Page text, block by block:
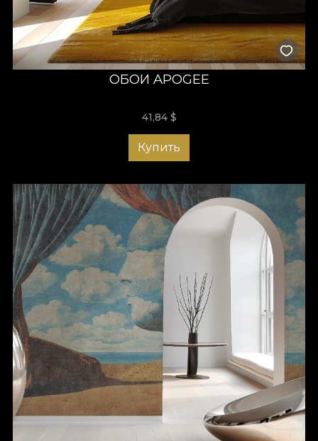
ОБОИ APOGEE
41,84 $
Купить